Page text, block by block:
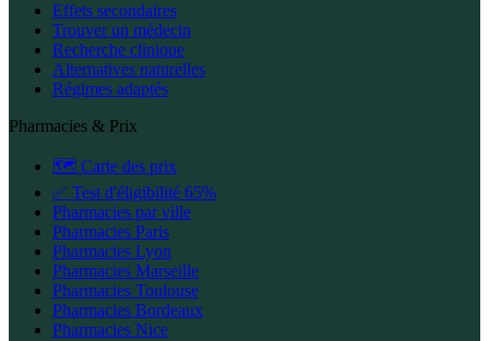
Effets secondaires
Trouver un médecin
Recherche clinique
Alternatives naturelles
Régimes adaptés
Pharmacies & Prix
🗺️ Carte des prix
✅ Test d'éligibilité 65%
Pharmacies par ville
Pharmacies Paris
Pharmacies Lyon
Pharmacies Marseille
Pharmacies Toulouse
Pharmacies Bordeaux
Pharmacies Nice